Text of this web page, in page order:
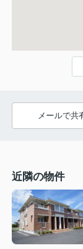
メールで共
近隣の物件